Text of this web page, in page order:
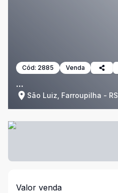
Cód: 2885 Venda
...
São Luiz, Farroupilha - RS
Valor venda